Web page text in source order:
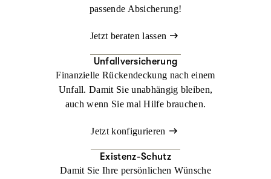
passende Absicherung!
Jetzt beraten lassen
Unfallversicherung
Finanzielle Rückendeckung nach einem
Unfall. Damit Sie unabhängig bleiben,
auch wenn Sie mal Hilfe brauchen.
Jetzt konfigurieren
Existenz-Schutz
Damit Sie Ihre persönlichen Wünsche